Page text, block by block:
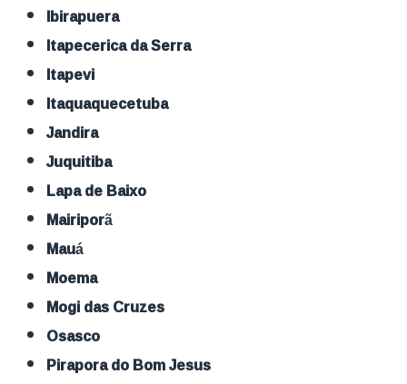
Ibirapuera
Itapecerica da Serra
Itapevi
Itaquaquecetuba
Jandira
Juquitiba
Lapa de Baixo
Mairiporã
Mauá
Moema
Mogi das Cruzes
Osasco
Pirapora do Bom Jesus